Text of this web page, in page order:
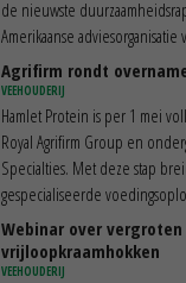
de nieuwste
Amerikaanse adviesorganisatie
Agrifirm rondt
VEEHOUDERIJ
Hamlet Protein is per 1 mei
Royal Agrifirm Group en
Specialties. Met deze stap
gespecialiseerde
Webinar over
vrijloopkraamhokken
VEEHOUDERIJ